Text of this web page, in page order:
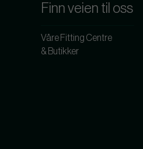
Finn veien til oss
Våre Fitting Centre
& Butikker